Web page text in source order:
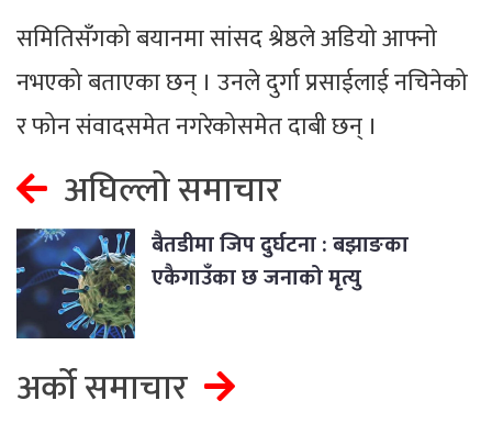
समितिसँगको बयानमा सांसद श्रेष्ठले अडियो आफ्नो
नभएको बताएका छन् । उनले दुर्गा प्रसाईलाई नचिनेको
र फोन संवादसमेत नगरेकोसमेत दाबी छन् ।
अघिल्लो समाचार
बैतडीमा जिप दुर्घटना : बझाङका
एकैगाउँका छ जनाको मृत्यु
अर्को समाचार